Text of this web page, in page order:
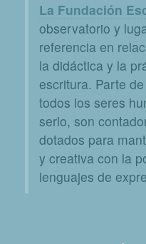
La Fundación
observatorio y
referencia en
la didáctica y la
escritura. Parte
todos los seres
serlo, son
dotados para
y creativa con la
lenguajes de